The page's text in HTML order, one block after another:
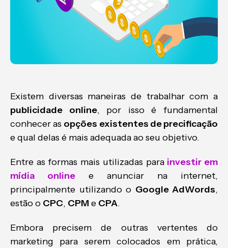
Existem diversas maneiras de trabalhar com a
publicidade online, por isso é fundamental
conhecer as opções existentes de precificação
e qual delas é mais adequada ao seu objetivo.
Entre as formas mais utilizadas para investir em
mídia online e anunciar na internet,
principalmente utilizando o Google AdWords,
estão o CPC, CPM e CPA.
Embora precisem de outras vertentes do
marketing para serem colocados em prática,